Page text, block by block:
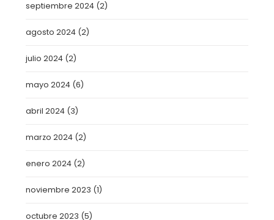
septiembre 2024 (2)
agosto 2024 (2)
julio 2024 (2)
mayo 2024 (6)
abril 2024 (3)
marzo 2024 (2)
enero 2024 (2)
noviembre 2023 (1)
octubre 2023 (5)